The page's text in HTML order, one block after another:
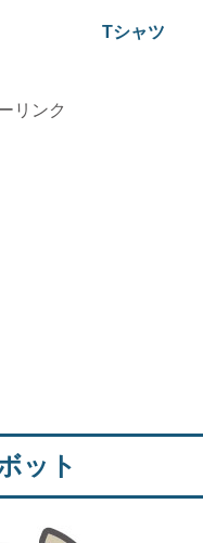
Tシャツ
リンク
ット